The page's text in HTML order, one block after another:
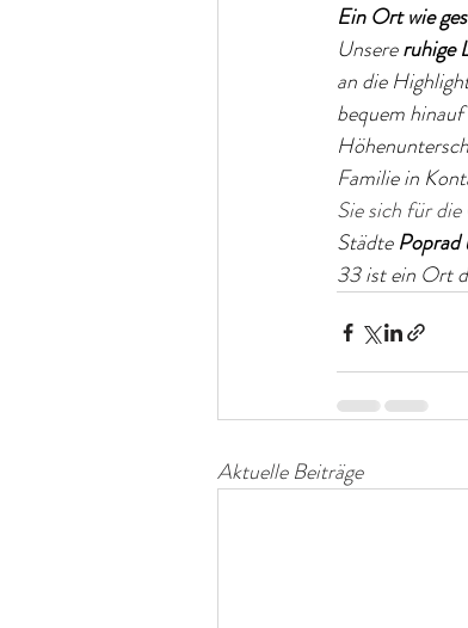
Ein Ort wie
Unsereruhige
an die
bequem
Familie in
Sie sich für
Städte Poprad
33 ist ein Ort
Aktuelle Beiträge